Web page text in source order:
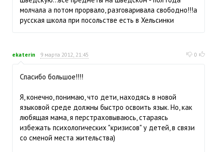
молчала а потом прорвало, разговаривала свободно!!!а
русская школа при посольстве есть в Хельсинки
ekaterin 9 марта 2012, 21:45 0
Спасибо большое!!!!
Я, конечно, понимаю, что дети, находясь в новой
языковой среде должны быстро освоить язык. Но, как
любящая мама, я перстраховываюсь, стараясь
избежать психологических "кризисов" у детей, в связи
со сменой места жительства)